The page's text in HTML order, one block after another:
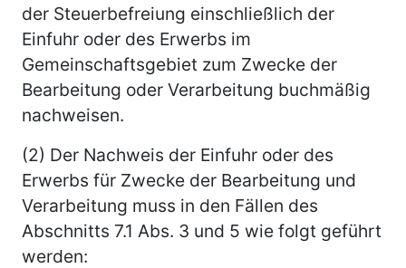
der Steuerbefreiung einschließlich der
Einfuhr oder des Erwerbs im
Gemeinschaftsgebiet zum Zwecke der
Bearbeitung oder Verarbeitung buchmäßig
nachweisen.
(2) Der Nachweis der Einfuhr oder des
Erwerbs für Zwecke der Bearbeitung und
Verarbeitung muss in den Fällen des
Abschnitts 7.1 Abs. 3 und 5 wie folgt geführt
werden: